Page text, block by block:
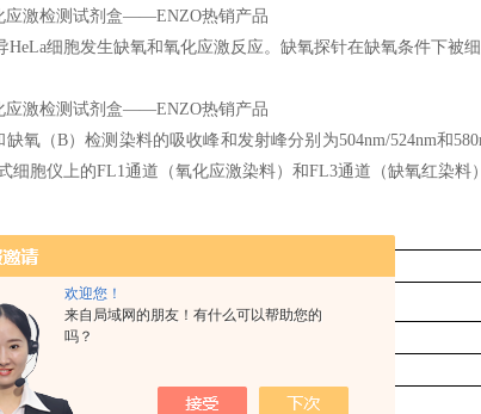
欢迎您！
来自局域网的朋友！有什么可以帮助您的
吗？
HeLa细胞发生缺氧和氧化应激反应。缺氧探针在缺氧条件下被
氧（B）检测染料的吸收峰和发射峰分别为504nm/524nm和
细胞仪上的FL1通道（氧化应激染料）和FL3通道（缺氧红染料
51042-0125/ ENZ-51042-K500
I
Hypoxia/Oxidative stress detection kit
/ Nitroreductrase
1*500tests